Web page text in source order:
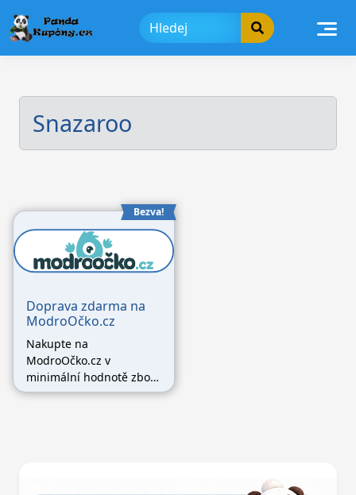
to
content
Snazaroo
Bezva!
Doprava zdarma na
ModroOčko.cz
Nakupte na
ModroOčko.cz v
minimální hodnotě zboží
nad 2500Kč a zboží vám